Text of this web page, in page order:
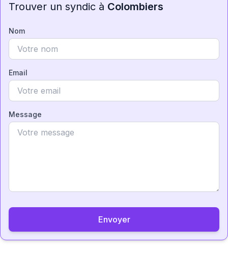
Trouver un syndic à Colombiers
Nom
Email
Message
Envoyer